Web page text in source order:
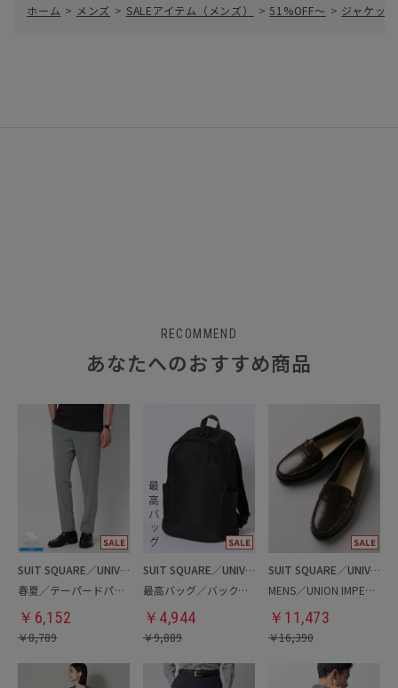
ホーム > メンズ > SALEアイテム（メンズ） > 51%OFF～ > ジャケッ
RECOMMEND
あなたへのおすすめ商品
SUIT SQUARE／UNIVERSAL LANGUAGE
春夏／テーパードパンツ
￥ 6,152
￥8,789
SUIT SQUARE／UNIVERSAL LANGUAGE
最高バッグ／バックパック
￥ 4,944
￥9,889
SUIT SQUARE／UNIVERSAL LANGUAGE
MENS／UNION IMPERIAL監修／コインローファー
￥ 11,473
￥16,390